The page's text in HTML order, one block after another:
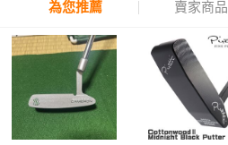
為您推薦 賣家商品